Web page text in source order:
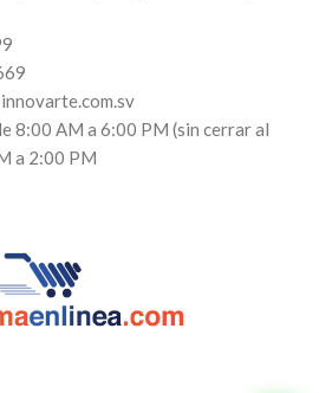
8:00 AM a 6:00 PM (sin cerrar al
a 2:00 PM